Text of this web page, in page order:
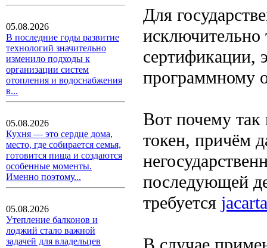
05.08.2026
В последние годы развитие
технологий значительно
изменило подходы к
организации систем
отопления и водоснабжения
в...
05.08.2026
Кухня — это сердце дома,
место, где собирается семья,
готовится пища и создаются
особенные моменты.
Именно поэтому...
05.08.2026
Утепление балконов и
лоджий стало важной
задачей для владельцев
Для
сертификации,
программному
Вот почему
токен, причём
последующей
требуется